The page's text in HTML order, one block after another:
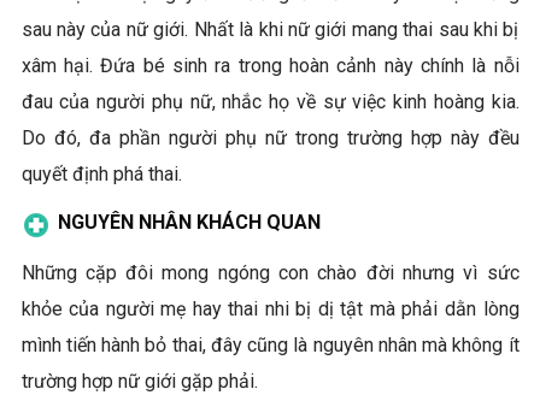
sau này của nữ giới. Nhất là khi nữ giới mang thai sau khi bị
xâm hại. Đứa bé sinh ra trong hoàn cảnh này chính là nỗi
đau của người phụ nữ, nhắc họ về sự việc kinh hoàng kia.
Do đó, đa phần người phụ nữ trong trường hợp này đều
quyết định phá thai.
NGUYÊN NHÂN KHÁCH QUAN
Những cặp đôi mong ngóng con chào đời nhưng vì sức
khỏe của người mẹ hay thai nhi bị dị tật mà phải dằn lòng
mình tiến hành bỏ thai, đây cũng là nguyên nhân mà không ít
trường hợp nữ giới gặp phải.